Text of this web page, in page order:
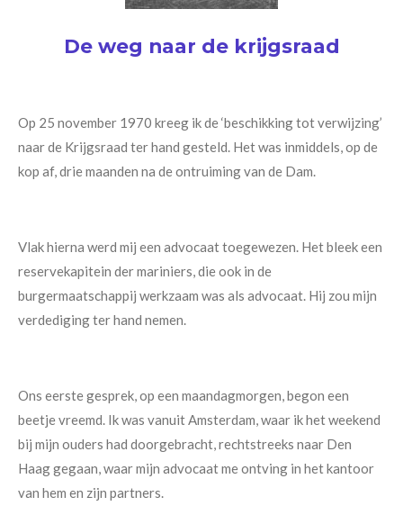
De weg naar de krijgsraad
Op 25 november 1970 kreeg ik de ‘beschikking tot verwijzing’
naar de Krijgsraad ter hand gesteld. Het was inmiddels, op de
kop af, drie maanden na de ontruiming van de Dam.
Vlak hierna werd mij een advocaat toegewezen. Het bleek een
reservekapitein der mariniers, die ook in de
burgermaatschappij werkzaam was als advocaat. Hij zou mijn
verdediging ter hand nemen.
Ons eerste gesprek, op een maandagmorgen, begon een
beetje vreemd. Ik was vanuit Amsterdam, waar ik het weekend
bij mijn ouders had doorgebracht, rechtstreeks naar Den
Haag gegaan, waar mijn advocaat me ontving in het kantoor
van hem en zijn partners.